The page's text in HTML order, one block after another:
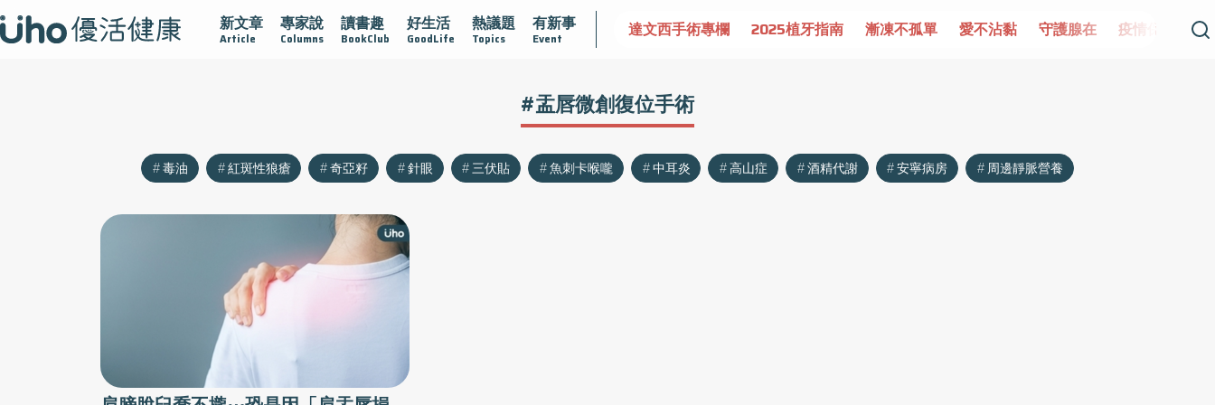
新文章
Article
專家說
Columns
讀書趣
BookClub
好生活
GoodLife
熱議題
Topics
有新事
Event
黏 守護腺在 疫情保衛戰 再生醫學 愛的未來視 認識攝護腺肥大 守護骨骼健康 達文西手術專欄 2025植牙指南 漸凍不孤單 愛不沾黏 守護腺在 疫情保衛戰
#盂唇微創復位手術
毒油 紅斑性狼瘡 奇亞籽 針眼 三伏貼 魚刺卡喉嚨 中耳炎 高山症 酒精代謝 安寧病房 周邊靜脈營養